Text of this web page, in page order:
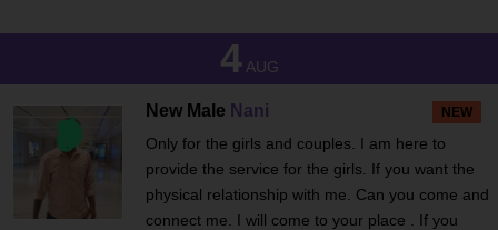
4 AUG
NEW
New Male Nani
Only for the girls and couples. I am here to
provide the service for the girls. If you want the
physical relationship with me. Can you come and
connect me. I will come to your place . If you